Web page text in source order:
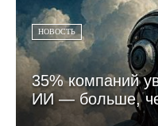
НОВОСТЬ
35% компаний
ИИ — больше,